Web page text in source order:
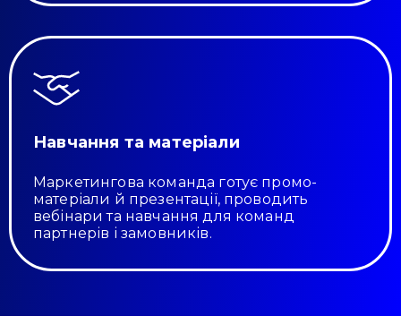
Навчання та матеріали
Маркетингова команда готує промо-
матеріали й презентації, проводить
вебінари та навчання для команд
партнерів і замовників.